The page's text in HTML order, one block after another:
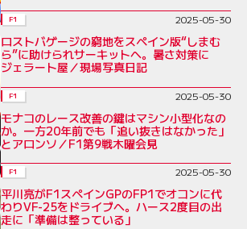
F1 2025-05-30
ロストバゲージの窮地をスペイン版“しまむ
ら”に助けられサーキットへ。暑さ対策に
ジェラート屋／現場写真日記
F1 2025-05-30
モナコのレース改善の鍵はマシン小型化なの
か。一方20年前でも「追い抜きはなかった」
とアロンソ／F1第9戦木曜会見
F1 2025-05-30
平川亮がF1スペインGPのFP1でオコンに代
わりVF-25をドライブへ。ハース2度目の出
走に「準備は整っている」